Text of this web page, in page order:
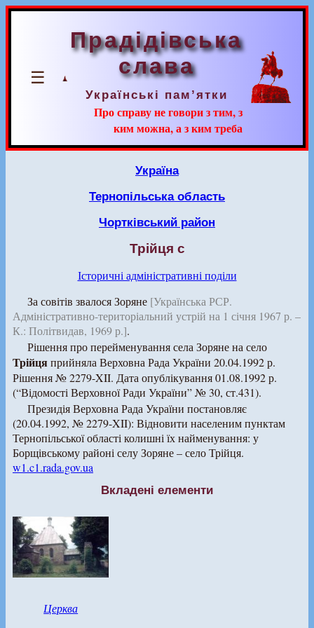
☰
Прадідівська
слава
Українські пам’ятки
Про справу не говори з тим, з
ким можна, а з ким треба
Україна
Тернопільська область
Чортківський район
Трійця с
Історичні адміністративні поділи
За совітів звалося Зоряне [Українська РСР.
Адміністративно-територіальний устрій на 1 січня 1967 р. –
К.: Політвидав, 1969 р.].
Рішення про перейменування села Зоряне на село
Трійцяприйняла Верховна Рада України 20.04.1992 р.
Рішення № 2279-XII. Дата опублікування 01.08.1992 р.
(“Відомості Верховної Ради України” № 30, ст.431).
Президія Верховна Рада України постановляє
(20.04.1992, № 2279-XII): Відновити населеним пунктам
Тернопільської області колишні їх найменування: у
Борщівському районі селу Зоряне – село Трійця.
w1.c1.rada.gov.ua
Вкладені елементи
Церква